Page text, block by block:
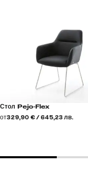
Стол Pejo-Flex
от329,90 € / 645,23 лв.